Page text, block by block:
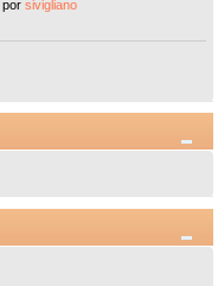
porsivigliano